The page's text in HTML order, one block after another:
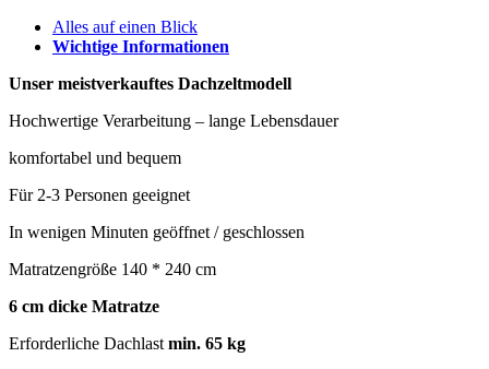
Alles auf einen Blick
Wichtige Informationen
Unser meistverkauftes Dachzeltmodell
Hochwertige Verarbeitung – lange Lebensdauer
komfortabel und bequem
Für 2-3 Personen geeignet
In wenigen Minuten geöffnet / geschlossen
Matratzengröße 140 * 240 cm
6 cm dicke Matratze
Erforderliche Dachlast min. 65 kg